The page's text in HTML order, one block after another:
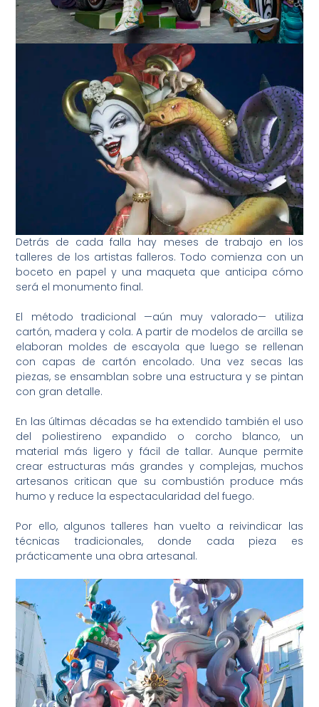
Detrás de cada falla hay meses de trabajo en los
talleres de los artistas falleros. Todo comienza con un
boceto en papel y una maqueta que anticipa cómo
será el monumento final.
El método tradicional —aún muy valorado— utiliza
cartón, madera y cola. A partir de modelos de arcilla se
elaboran moldes de escayola que luego se rellenan
con capas de cartón encolado. Una vez secas las
piezas, se ensamblan sobre una estructura y se pintan
con gran detalle.
En las últimas décadas se ha extendido también el uso
del poliestireno expandido o corcho blanco, un
material más ligero y fácil de tallar. Aunque permite
crear estructuras más grandes y complejas, muchos
artesanos critican que su combustión produce más
humo y reduce la espectacularidad del fuego.
Por ello, algunos talleres han vuelto a reivindicar las
técnicas tradicionales, donde cada pieza es
prácticamente una obra artesanal.